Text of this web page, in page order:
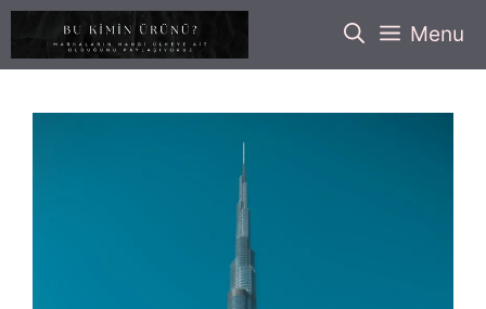
İçeriğe
Menu